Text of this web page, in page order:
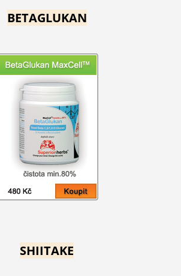
BETAGLUKAN
SHIITAKE